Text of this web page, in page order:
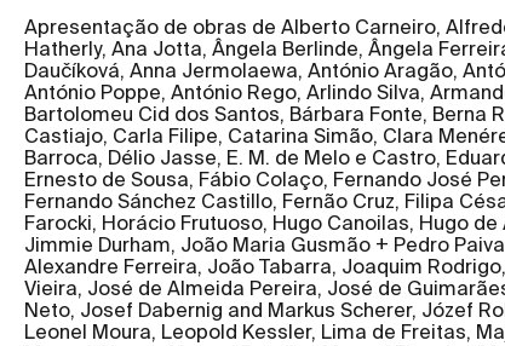
Apresentação de obras de Alberto Carneiro,
Hatherly, Ana Jotta, Ângela Berlinde, Ângela
Daučíková, Anna Jermolaewa, António Aragão,
António Poppe, António Rego, Arlindo Silva,
Bartolomeu Cid dos Santos, Bárbara Fonte, Berna
Castiajo, Carla Filipe, Catarina Simão, Clara
Barroca, Délio Jasse, E. M. de Melo e Castro,
Ernesto de Sousa, Fábio Colaço, Fernando José
Fernando Sánchez Castillo, Fernão Cruz, Filipa
Farocki, Horácio Frutuoso, Hugo Canoilas, Hugo
Jimmie Durham, João Maria Gusmão + Pedro
Alexandre Ferreira, João Tabarra, Joaquim
Vieira, José de Almeida Pereira, José de
Neto, Josef Dabernig and Markus Scherer, Józef
Leonel Moura, Leopold Kessler, Lima de Freitas,